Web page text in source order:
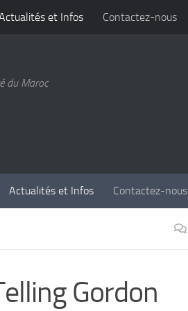
et Infos Contactez-nous
du Maroc
Actualités et Infos Contactez-nous
Gordon